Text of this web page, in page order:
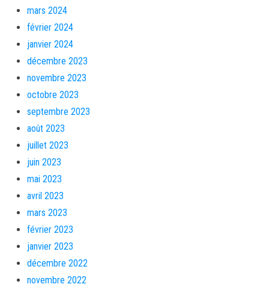
mars 2024
février 2024
janvier 2024
décembre 2023
novembre 2023
octobre 2023
septembre 2023
août 2023
juillet 2023
juin 2023
mai 2023
avril 2023
mars 2023
février 2023
janvier 2023
décembre 2022
novembre 2022